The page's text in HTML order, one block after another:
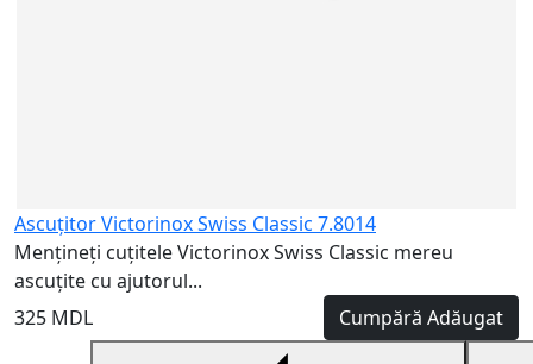
Ascuțitor Victorinox Swiss Classic 7.8014
Mențineți cuțitele Victorinox Swiss Classic mereu
ascuțite cu ajutorul...
325 MDL
Cumpără Adăugat